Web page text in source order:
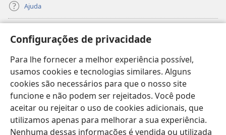
Configurações de privacidade
Para lhe fornecer a melhor experiência possível,
usamos cookies e tecnologias similares. Alguns
cookies são necessários para que o nosso site
funcione e não podem ser rejeitados. Você pode
aceitar ou rejeitar o uso de cookies adicionais, que
utilizamos apenas para melhorar a sua experiência.
Nenhuma dessas informações é vendida ou utilizada
Ajuda
(abre
nova
janela)
Biblioteca On-line da Torre de Vigia™
(abre
nova
janela)JW Hub
(abre
nova
janela)JW Library
Watchtower Library